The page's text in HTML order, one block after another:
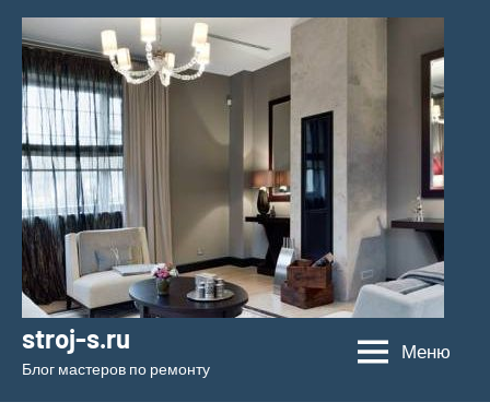
Перейти
содержимому
stroj-s.ru
Блог мастеров по ремонту
Меню